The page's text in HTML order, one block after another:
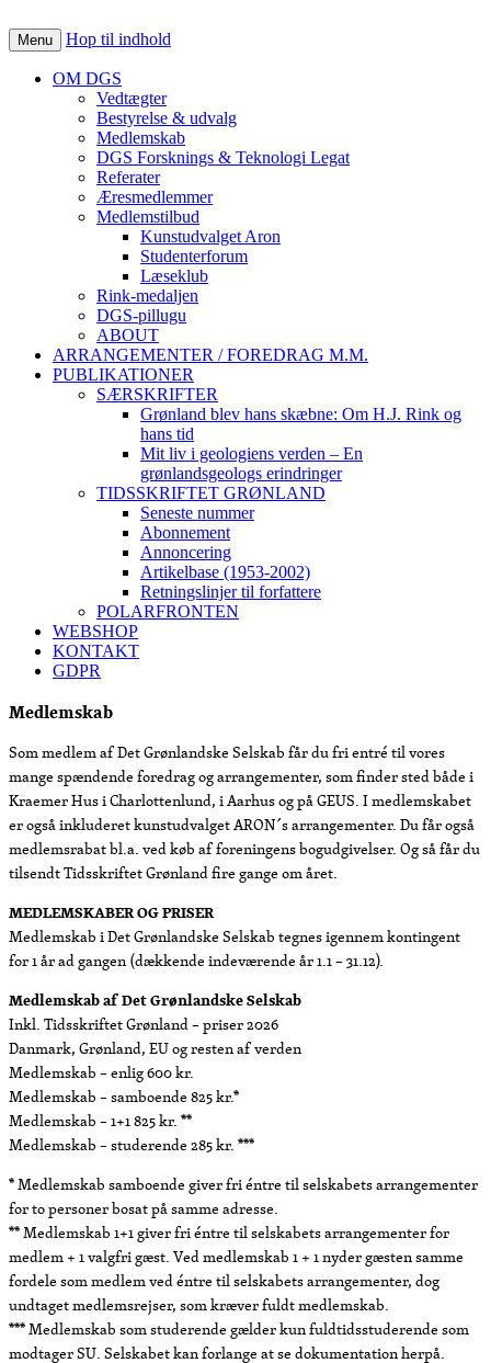
Det Grønlandske Selskab
grønland
Menu Hop til indhold
OM DGS
Vedtægter
Bestyrelse & udvalg
Medlemskab
DGS Forsknings & Teknologi Legat
Referater
Æresmedlemmer
Medlemstilbud
Kunstudvalget Aron
Studenterforum
Læseklub
Rink-medaljen
DGS-pillugu
ABOUT
ARRANGEMENTER / FOREDRAG M.M.
PUBLIKATIONER
SÆRSKRIFTER
Grønland blev hans skæbne: Om H.J. Rink og
hans tid
Mit liv i geologiens verden – En
grønlandsgeologs erindringer
TIDSSKRIFTET GRØNLAND
Seneste nummer
Abonnement
Annoncering
Artikelbase (1953-2002)
Retningslinjer til forfattere
POLARFRONTEN
WEBSHOP
KONTAKT
GDPR
Medlemskab
Som medlem af Det Grønlandske Selskab får du fri entré til vores
mange spændende foredrag og arrangementer, som finder sted både i
Kraemer Hus i Charlottenlund, i Aarhus og på GEUS. I medlemskabet
er også inkluderet kunstudvalget ARON´s arrangementer. Du får også
medlemsrabat bl.a. ved køb af foreningens bogudgivelser. Og så får du
tilsendt Tidsskriftet Grønland fire gange om året.
MEDLEMSKABER OG PRISER
Medlemskab i Det Grønlandske Selskab tegnes igennem kontingent
for 1 år ad gangen (dækkende indeværende år 1.1 – 31.12).
Medlemskab af Det Grønlandske Selskab
Inkl. Tidsskriftet Grønland – priser 2026
Danmark, Grønland, EU og resten af verden
Medlemskab – enlig 600 kr.
Medlemskab – samboende 825 kr.*
Medlemskab – 1+1 825 kr. **
Medlemskab – studerende 285 kr. ***
* Medlemskab samboende giver fri éntre til selskabets arrangementer
for to personer bosat på samme adresse.
** Medlemskab 1+1 giver fri éntre til selskabets arrangementer for
medlem + 1 valgfri gæst. Ved medlemskab 1 + 1 nyder gæsten samme
fordele som medlem ved éntre til selskabets arrangementer, dog
undtaget medlemsrejser, som kræver fuldt medlemskab.
*** Medlemskab som studerende gælder kun fuldtidsstuderende som
modtager SU. Selskabet kan forlange at se dokumentation herpå.